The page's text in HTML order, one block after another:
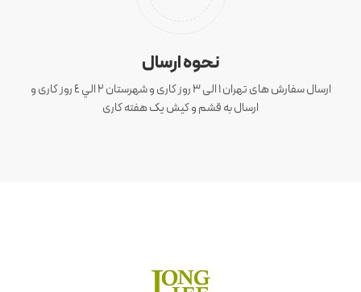
نحوه ارسال
ارسال سفارش های تهران 1 الی 3 روز کاری و شهرستان ٢ الي ٤ روز کاری و
ارسال به قشم و کیش یک هفته کاری